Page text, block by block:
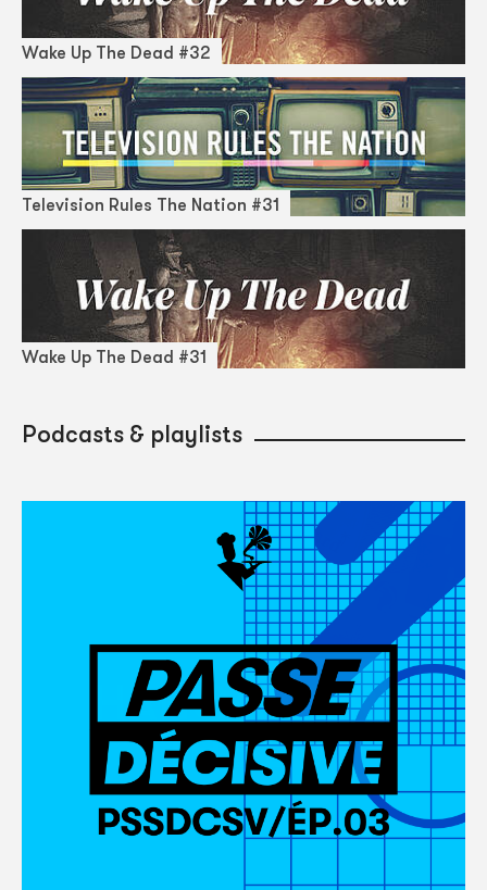
Wake Up The Dead #32
Television Rules The Nation #31
Wake Up The Dead #31
Podcasts & playlists